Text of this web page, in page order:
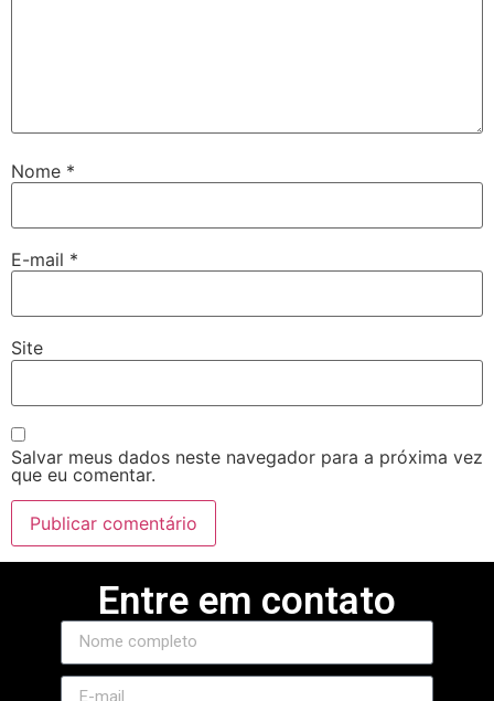
Nome *
E-mail *
Site
Salvar meus dados neste navegador para a próxima vez
que eu comentar.
Entre em contato